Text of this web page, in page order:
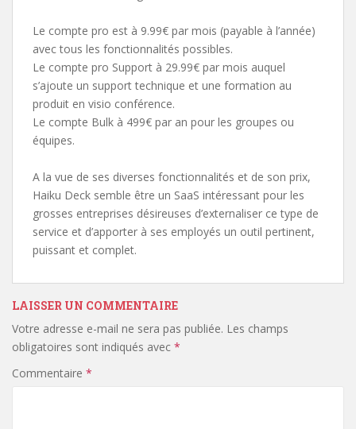
Le compte pro est à 9.99€ par mois (payable à l’année)
avec tous les fonctionnalités possibles.
Le compte pro Support à 29.99€ par mois auquel
s’ajoute un support technique et une formation au
produit en visio conférence.
Le compte Bulk à 499€ par an pour les groupes ou
équipes.
A la vue de ses diverses fonctionnalités et de son prix,
Haiku Deck semble être un SaaS intéressant pour les
grosses entreprises désireuses d’externaliser ce type de
service et d’apporter à ses employés un outil pertinent,
puissant et complet.
LAISSER UN COMMENTAIRE
Votre adresse e-mail ne sera pas publiée. Les champs
obligatoires sont indiqués avec *
Commentaire *